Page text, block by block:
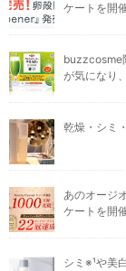
ケートを開
buzzcosme
が気になり
乾燥・シミ
あのオージ
ケートを開
シミ※¹や美